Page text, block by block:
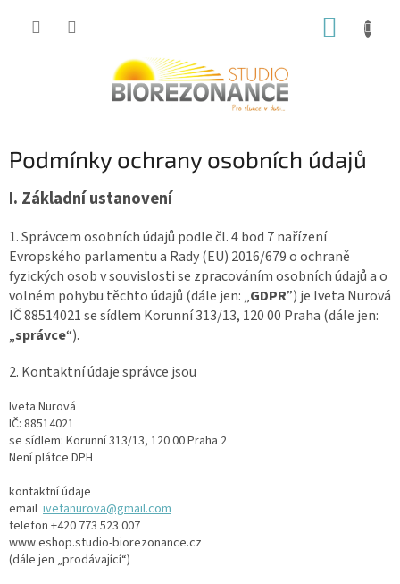
Podmínky ochrany osobních údajů
I. Základní ustanovení
1. Správcem osobních údajů podle čl. 4 bod 7 nařízení
Evropského parlamentu a Rady (EU) 2016/679 o ochraně
fyzických osob v souvislosti se zpracováním osobních údajů a o
volném pohybu těchto údajů (dále jen: „GDPR”) je Iveta Nurová
IČ 88514021 se sídlem Korunní 313/13, 120 00 Praha (dále jen:
„správce“).
2. Kontaktní údaje správce jsou
Iveta Nurová
IČ: 88514021
se sídlem: Korunní 313/13, 120 00 Praha 2
Není plátce DPH
kontaktní údaje
email ivetanurova@gmail.com
telefon +420 773 523 007
www eshop.studio-biorezonance.cz
(dále jen „prodávající“)